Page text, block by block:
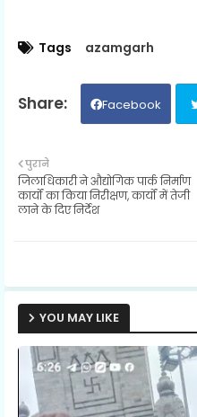
Tags azamgarh
Facebook
ter
पुराने
जिलाधिकारी ने औद्योगिक पार्क निर्माण
कार्यों का किया निरीक्षण, कार्यों में तेजी
लाने के दिए निर्देश
YOU MAY LIKE